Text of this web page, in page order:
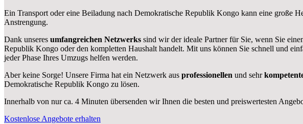
Ein Transport oder eine Beiladung nach Demokratische Republik Kongo kann eine große
Anstrengung.
Dank unseres umfangreichen Netzwerks sind wir der ideale Partner für Sie, wenn Sie
Republik Kongo oder den kompletten Haushalt handelt. Mit uns können Sie schnell und
jeder Phase Ihres Umzugs helfen werden.
Aber keine Sorge! Unsere Firma hat ein Netzwerk aus professionellen und sehr
Demokratische Republik Kongo zu lösen.
Innerhalb von nur ca. 4 Minuten übersenden wir Ihnen die besten und preiswertesten
Kostenlose Angebote erhalten